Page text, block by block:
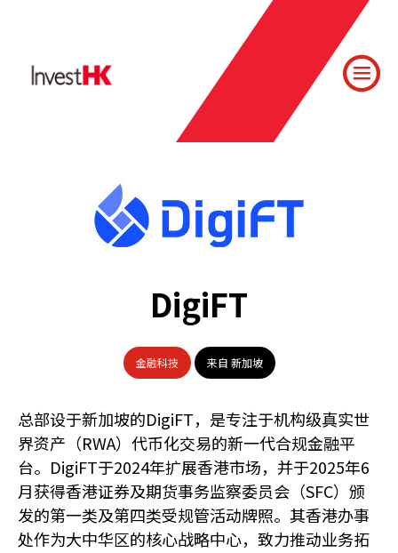
DigiFT
金融科技 来自 新加坡
总部设于新加坡的DigiFT，是专注于机构级真实世
界资产（RWA）代币化交易的新一代合规金融平
台。DigiFT于2024年扩展香港市场，并于2025年6
月获得香港证券及期货事务监察委员会（SFC）颁
发的第一类及第四类受规管活动牌照。其香港办事
处作为大中华区的核心战略中心，致力推动业务拓